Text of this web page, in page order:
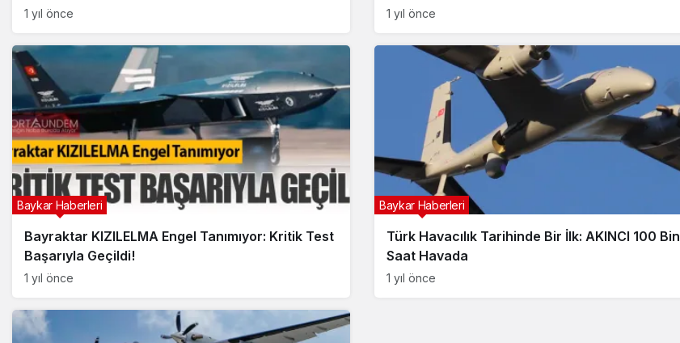
1 yıl önce 1 yıl önce
Bayraktar KIZILELMA Engel Tanımıyor: Kritik Test
Başarıyla Geçildi!
Baykar Haberleri
1 yıl önce
Türk Havacılık Tarihinde Bir İlk: AKINCI 100 Bin
Saat Havada
Baykar Haberleri
1 yıl önce